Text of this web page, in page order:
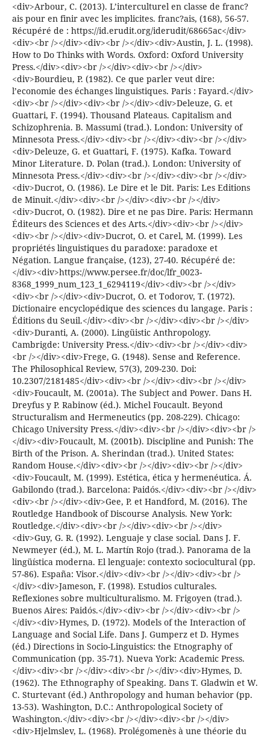
<div>Arbour, C. (2013). L’interculturel en classe de franc?
ais pour en finir avec les implicites. franc?ais, (168), 56-57.
Récupéré de : https://id.erudit.org/iderudit/68665ac</div>
<div><br /></div><div><br /></div><div>Austin, J. L. (1998).
How to Do Thinks with Words. Oxford: Oxford University
Press.</div><div><br /></div><div><br /></div>
<div>Bourdieu, P. (1982). Ce que parler veut dire:
l’economie des échanges linguistiques. Paris : Fayard.</div>
<div><br /></div><div><br /></div><div>Deleuze, G. et
Guattari, F. (1994). Thousand Plateaus. Capitalism and
Schizophrenia. B. Massumi (trad.). London: University of
Minnesota Press.</div><div><br /></div><div><br /></div>
<div>Deleuze, G. et Guattari, F. (1975). Kafka. Toward
Minor Literature. D. Polan (trad.). London: University of
Minnesota Press.</div><div><br /></div><div><br /></div>
<div>Ducrot, O. (1986). Le Dire et le Dit. Paris: Les Editions
de Minuit.</div><div><br /></div><div><br /></div>
<div>Ducrot, O. (1982). Dire et ne pas Dire. Paris: Hermann
Éditeurs des Sciences et des Arts.</div><div><br /></div>
<div><br /></div><div>Ducrot, O. et Carel, M. (1999). Les
propriétés linguistiques du paradoxe: paradoxe et
Négation. Langue française, (123), 27-40. Récupéré de:
</div><div>https://www.persee.fr/doc/lfr_0023-
8368_1999_num_123_1_6294119</div><div><br /></div>
<div><br /></div><div>Ducrot, O. et Todorov, T. (1972).
Dictionaire encyclopédique des sciences du langage. Paris :
Éditions du Seuil.</div><div><br /></div><div><br /></div>
<div>Duranti, A. (2000). Lingüistic Anthropology.
Cambrigde: University Press.</div><div><br /></div><div>
<br /></div><div>Frege, G. (1948). Sense and Reference.
The Philosophical Review, 57(3), 209-230. Doi:
10.2307/2181485</div><div><br /></div><div><br /></div>
<div>Foucault, M. (2001a). The Subject and Power. Dans H.
Dreyfus y P. Rabinow (éd.). Michel Foucault. Beyond
Structuralism and Hermeneutics (pp. 208-229). Chicago:
Chicago University Press.</div><div><br /></div><div><br />
</div><div>Foucault, M. (2001b). Discipline and Punish: The
Birth of the Prison. A. Sherindan (trad.). United States:
Random House.</div><div><br /></div><div><br /></div>
<div>Foucault, M. (1999). Estética, ética y hermenéutica. Á.
Gabilondo (trad.). Barcelona: Paidós.</div><div><br /></div>
<div><br /></div><div>Gee, P. et Handford, M. (2016). The
Routledge Handbook of Discourse Analysis. New York:
Routledge.</div><div><br /></div><div><br /></div>
<div>Guy, G. R. (1992). Lenguaje y clase social. Dans J. F.
Newmeyer (éd.), M. L. Martín Rojo (trad.). Panorama de la
lingüística moderna. El lenguaje: contexto sociocultural (pp.
57-86). España: Visor.</div><div><br /></div><div><br />
</div><div>Jameson, F. (1998). Estudios culturales.
Reflexiones sobre multiculturalismo. M. Frigoyen (trad.).
Buenos Aires: Paidós.</div><div><br /></div><div><br />
</div><div>Hymes, D. (1972). Models of the Interaction of
Language and Social Life. Dans J. Gumperz et D. Hymes
(éd.) Directions in Socio-Linguistics: the Etnography of
Communication (pp. 35-71). Nueva York: Academic Press.
</div><div><br /></div><div><br /></div><div>Hymes, D.
(1962). The Ethnography of Speaking. Dans T. Gladwin et W.
C. Sturtevant (éd.) Anthropology and human behavior (pp.
13-53). Washington, D.C.: Anthropological Society of
Washington.</div><div><br /></div><div><br /></div>
<div>Hjelmslev, L. (1968). Prolégomenès à une théorie du